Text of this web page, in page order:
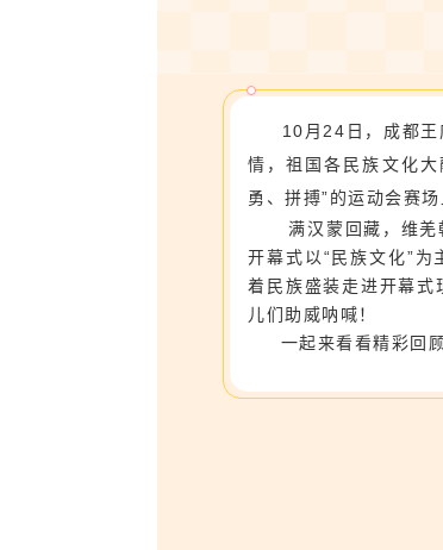
10月24日， 成都
情，祖国各民族文化
勇、拼搏”的运动会赛场
满汉蒙回藏，维羌
开幕式以“民族文化”
着民族盛装走进开幕式
儿们助威呐喊！
一起来看看精彩回